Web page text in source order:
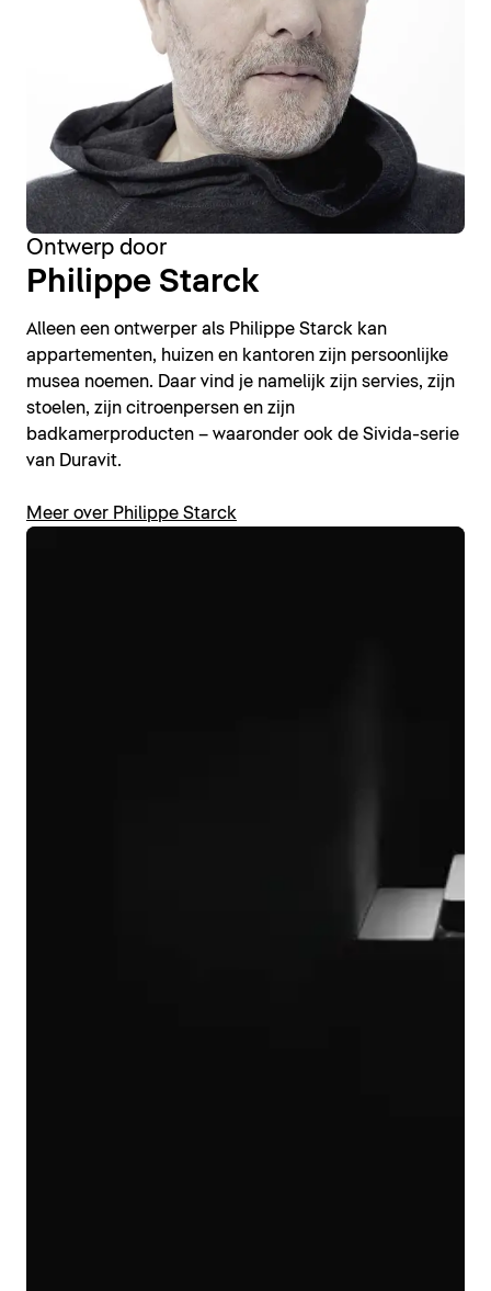
Ontwerp door
Philippe Starck
Alleen een ontwerper als Philippe Starck kan
appartementen, huizen en kantoren zijn persoonlijke
musea noemen. Daar vind je namelijk zijn servies, zijn
stoelen, zijn citroenpersen en zijn
badkamerproducten – waaronder ook de Sivida-serie
van Duravit.
Meer over Philippe Starck